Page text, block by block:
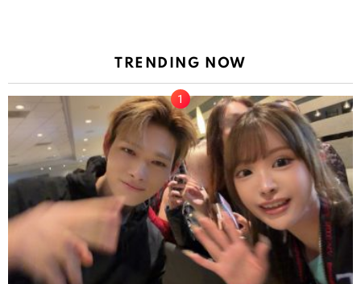
TRENDING NOW